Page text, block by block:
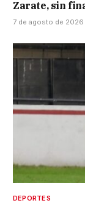
Zarate, sin
7 de agosto de 2026
DEPORTES